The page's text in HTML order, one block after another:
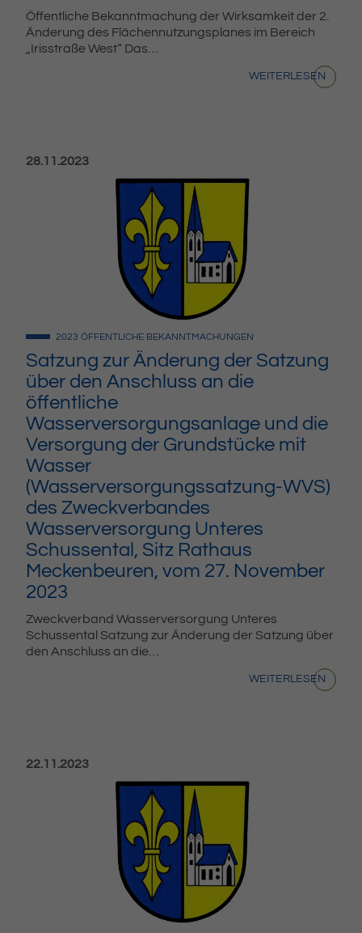
Öffentliche Bekanntmachung der Wirksamkeit der 2.
Änderung des Flächennutzungsplanes im Bereich
„Irisstraße West“ Das…
WEITERLESEN
Veröffentlicht am:
28.11.2023
Satzung zur Änderung der Satzung
über den Anschluss an die
öffentliche
Wasserversorgungsanlage und die
Versorgung der Grundstücke mit
Wasser
(Wasserversorgungssatzung-WVS)
des Zweckverbandes
Wasserversorgung Unteres
Schussental, Sitz Rathaus
Meckenbeuren, vom 27. November
2023
2023 ÖFFENTLICHE BEKANNTMACHUNGEN
Zweckverband Wasserversorgung Unteres
Schussental Satzung zur Änderung der Satzung über
den Anschluss an die…
WEITERLESEN
Veröffentlicht am:
22.11.2023